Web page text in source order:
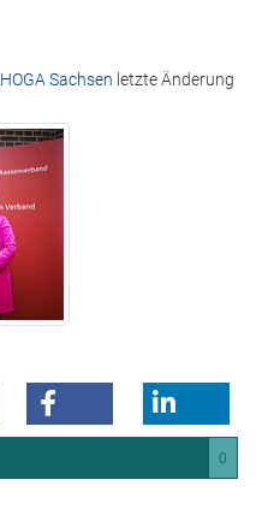
Sachsen letzte Änderung
0